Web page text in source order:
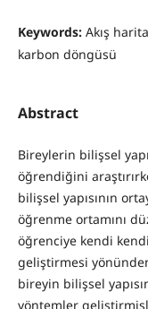
Keywords: Akış
karbon döngüsü
Abstract
Bireylerin bilişsel
öğrendiğini
bilişsel yapısının
öğrenme ortamını
öğrenciye kendi
geliştirmesi yönünden
bireyin bilişsel
yöntemler